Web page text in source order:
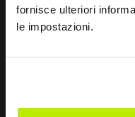
fornisce ulteriori
le impostazioni.
Mantemo-nos em
this